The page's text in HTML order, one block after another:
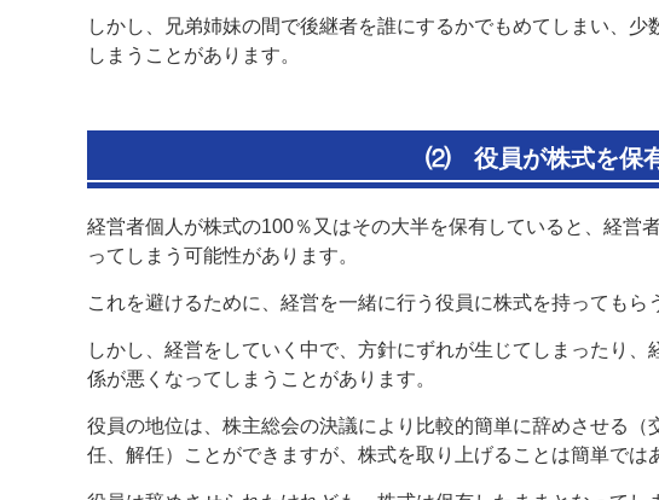
しかし、兄弟姉妹の間で後継者を誰にするかでもめてしまい、少
しまうことがあります。
⑵ 役員が株式を保
経営者個人が株式の100％又はその大半を保有していると、経営
ってしまう可能性があります。
これを避けるために、経営を一緒に行う役員に株式を持ってもら
しかし、経営をしていく中で、方針にずれが生じてしまったり
係が悪くなってしまうことがあります。
役員の地位は、株主総会の決議により比較的簡単に辞めさせる（
任、解任）ことができますが、株式を取り上げることは簡単では